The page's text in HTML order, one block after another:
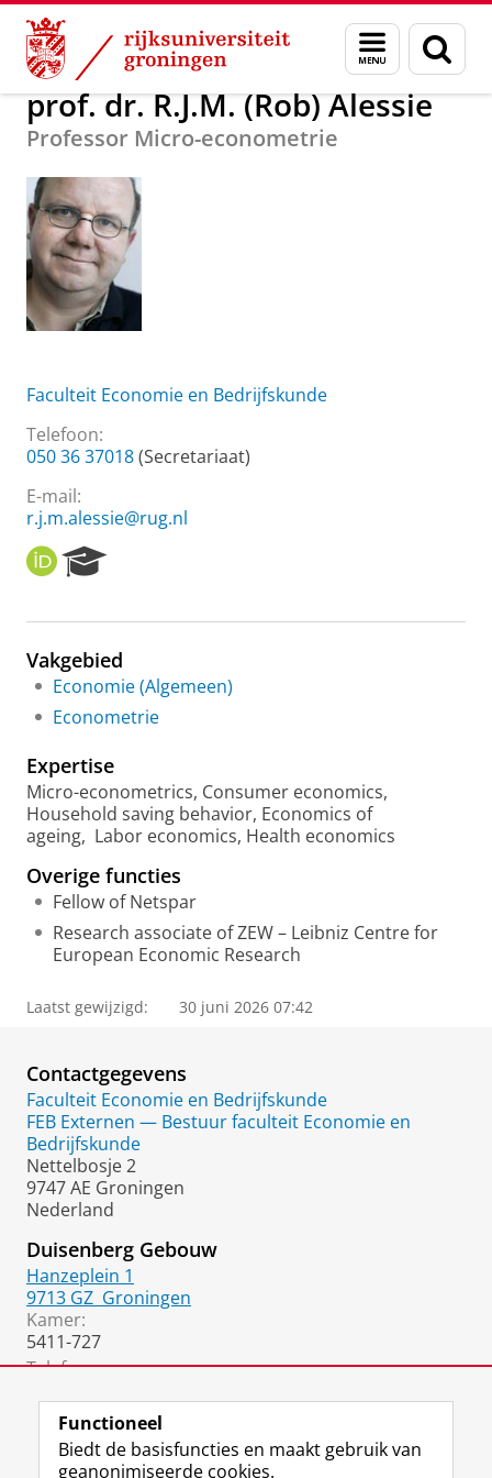
Skip
Content
Skip
Navigation
Menu
en
zoeken
Over ons prof. dr. R.J.M. (Rob) Alessie
prof. dr. R.J.M. (Rob) Alessie
Professor Micro-econometrie
Faculteit Economie en Bedrijfskunde
Telefoon:
050 36 37018(Secretariaat)
E-mail:
r.j.m.alessie@rug.nl
O
R
I
e
r
c
h
r
t
a
l
Vakgebied
Economie (Algemeen)
Econometrie
Expertise
Micro-econometrics, Consumer economics,
Household saving behavior, Economics of
ageing, Labor economics, Health economics
Overige functies
Fellow of Netspar
Research associate of ZEW – Leibniz Centre for
European Economic Research
Laatst gewijzigd: 30 juni 2026 07:42
Contactgegevens
Faculteit Economie en Bedrijfskunde
FEB Externen — Bestuur faculteit Economie en
Bedrijfskunde
Nettelbosje 2
9747 AE Groningen
Nederland
Duisenberg Gebouw
Hanzeplein 1
9713 GZ Groningen
Kamer:
5411-727
Telefoon:
Functioneel
Biedt de basisfuncties en maakt gebruik van
geanonimiseerde cookies.